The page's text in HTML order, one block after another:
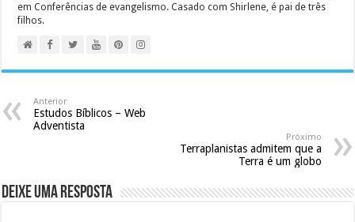
em Conferências de evangelismo. Casado com Shirlene, é pai de três
filhos.
Anterior
Estudos Bíblicos – Web
Adventista
Próximo
Terraplanistas admitem que a
Terra é um globo
Deixe uma resposta